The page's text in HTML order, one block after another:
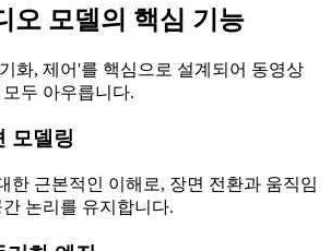
오 모델의 핵심 기능
화, 제어'를 핵심으로 설계되어 동영상
두 아우릅니다.
모델링
한 근본적인 이해로, 장면 전환과 움직임
논리를 유지합니다.